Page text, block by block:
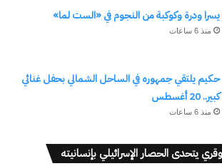
يسرا ودرة وكوكبة من النجوم في «الست لما»
منذ 6 ساعات
حكيم يلتقي جمهوره في الساحل الشمالي بحفل غنائي
كبير.. 20 أغسطس
منذ 6 ساعات
يتحدى الحصار الإسرائيلي بإنسانيته